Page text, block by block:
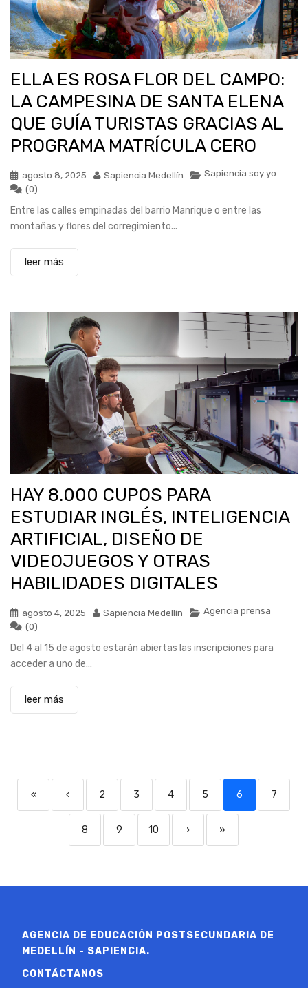
ELLA ES ROSA FLOR DEL CAMPO:
LA CAMPESINA DE SANTA ELENA
QUE GUÍA TURISTAS GRACIAS AL
PROGRAMA MATRÍCULA CERO
agosto 8, 2025 Sapiencia Medellín
Sapiencia soy yo
(0)
Entre las calles empinadas del barrio Manrique o entre las
montañas y flores del corregimiento...
leer más
HAY 8.000 CUPOS PARA
ESTUDIAR INGLÉS, INTELIGENCIA
ARTIFICIAL, DISEÑO DE
VIDEOJUEGOS Y OTRAS
HABILIDADES DIGITALES
agosto 4, 2025 Sapiencia Medellín
Agencia prensa
(0)
Del 4 al 15 de agosto estarán abiertas las inscripciones para
acceder a uno de...
leer más
« ‹ 2 3 4 5 6 7
8 9 10 › »
AGENCIA DE EDUCACIÓN POSTSECUNDARIA DE
MEDELLÍN - SAPIENCIA.
CONTÁCTANOS